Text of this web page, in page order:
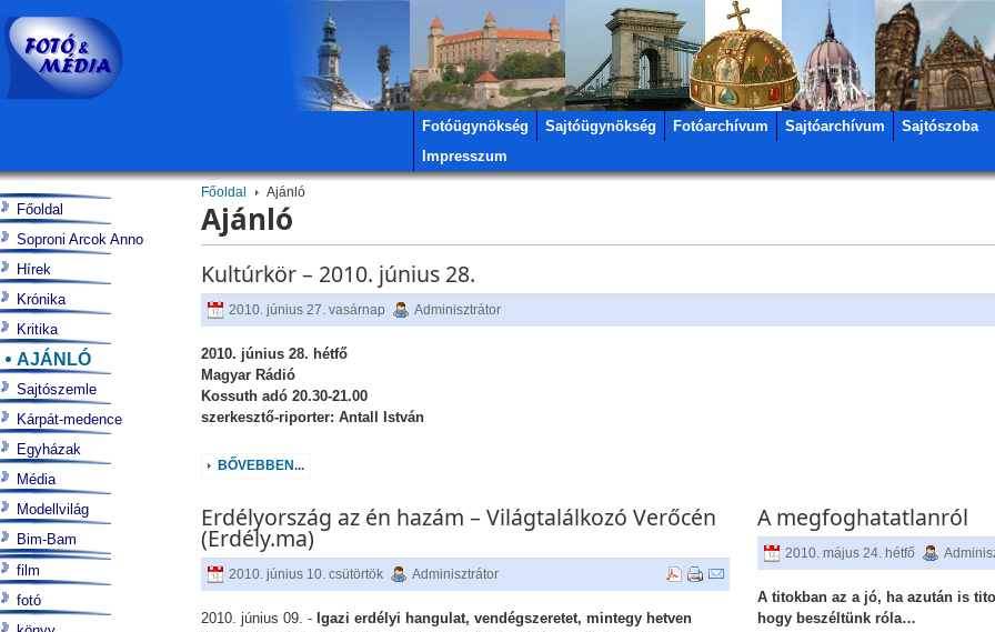
Fotóügynökség Sajtóügynökség Fotóarchívum Sajtóarchívum
Sajtószoba
Impresszum
Főoldal Ajánló
Ajánló
Kultúrkör – 2010. június 28.
2010. június 27. vasárnap Adminisztrátor
2010. június 28. hétfő
Magyar Rádió
Kossuth adó 20.30-21.00
szerkesztő-riporter: Antall István
BŐVEBBEN...
Erdélyország az én hazám – Világtalálkozó Verőcén
(Erdély.ma)
2010. június 10. csütörtök Adminisztrátor
2010. június 09. - Igazi erdélyi hangulat, vendégszeretet, mintegy hetven
A megfoghatatlanról
2010. május 24. hétfő
A titokban az a jó, ha azután is
hogy beszéltünk róla…
Főoldal
Soproni Arcok Anno
Hírek
Krónika
Kritika
AJÁNLÓ
Sajtószemle
Kárpát-medence
Egyházak
Média
Modellvilág
Bim-Bam
film
fotó